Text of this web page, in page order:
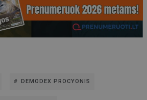
DEMODEX PROCYONIS